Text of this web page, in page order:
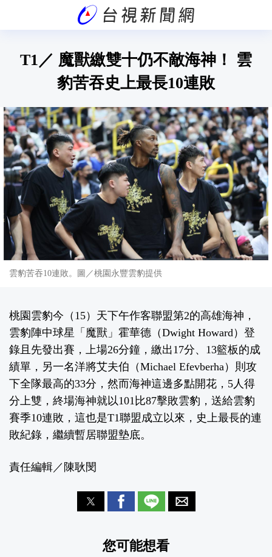
T1／ 魔獸繳雙十仍不敵海神！ 雲
豹苦吞史上最長10連敗
雲豹苦吞10連敗。圖／桃園永豐雲豹提供
桃園雲豹今（15）天下午作客聯盟第2的高雄海神，
雲豹陣中球星「魔獸」霍華德（Dwight Howard）登
錄且先發出賽，上場26分鐘，繳出17分、13籃板的成
績單，另一名洋將艾夫伯（Michael Efevberha）則攻
下全隊最高的33分，然而海神這邊多點開花，5人得
分上雙，終場海神就以101比87擊敗雲豹，送給雲豹
賽季10連敗，這也是T1聯盟成立以來，史上最長的連
敗紀錄，繼續暫居聯盟墊底。
責任編輯／陳耿閔
您可能想看